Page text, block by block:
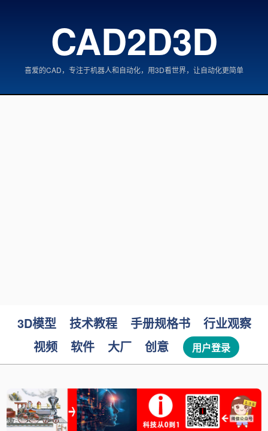
CAD2D3D
喜爱的CAD，专注于机器人和自动化，用3D看世界，让自动化更简单
3D模型 技术教程 手册规格书
行业观察
视频
软件 大厂 创意 用户登录